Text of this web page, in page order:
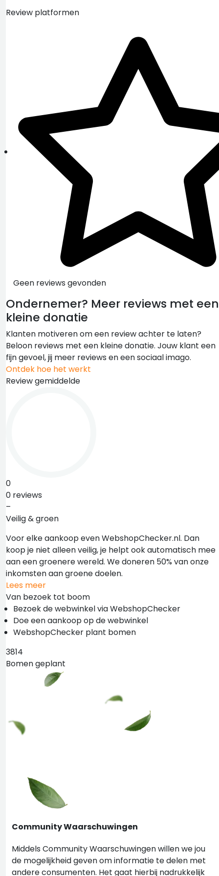
Review platformen
Geen reviews gevonden
Ondernemer? Meer reviews met een
kleine donatie
Klanten motiveren om een review achter te laten?
Beloon reviews met een kleine donatie. Jouw klant een
fijn gevoel, jij meer reviews en een sociaal imago.
Ontdek hoe het werkt
Review gemiddelde
0
0 reviews
–
Veilig & groen
Voor elke aankoop even WebshopChecker.nl. Dan
koop je niet alleen veilig, je helpt ook automatisch mee
aan een groenere wereld. We doneren 50% van onze
inkomsten aan groene doelen.
Lees meer
Van bezoek tot boom
Bezoek de webwinkel via WebshopChecker
Doe een aankoop op de webwinkel
WebshopChecker plant bomen
3814
Bomen geplant
Community Waarschuwingen
Middels Community Waarschuwingen willen we jou
de mogelijkheid geven om informatie te delen met
andere consumenten. Het gaat hierbij nadrukkelijk